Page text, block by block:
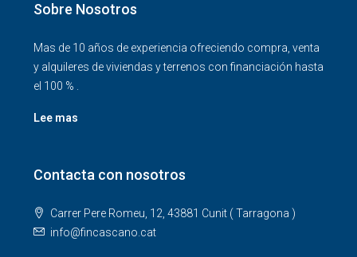
Sobre Nosotros
Mas de 10 años de experiencia ofreciendo compra, venta
y alquileres de viviendas y terrenos con financiación hasta
el 100 % .
Lee mas
Contacta con nosotros
Carrer Pere Romeu, 12, 43881 Cunit ( Tarragona )
info@fincascano.cat